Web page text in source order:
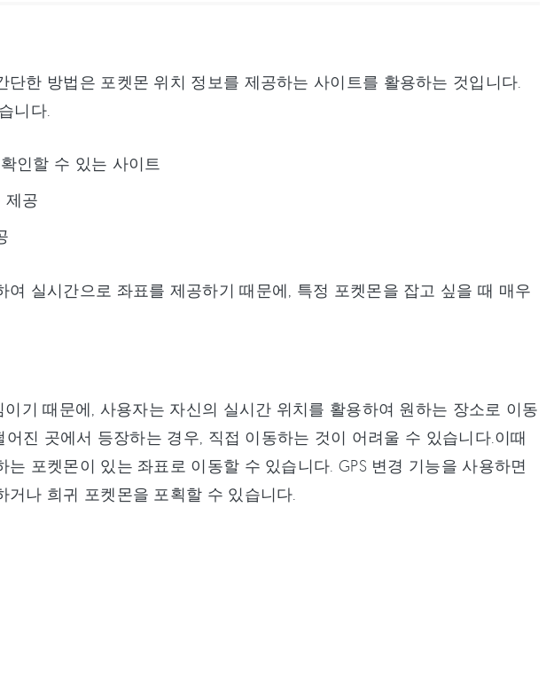
한 방법은 포켓몬 위치 정보를 제공하는 사이트를 활용하는 것입니다.
니다.
인할 수 있는 사이트
제공
실시간으로 좌표를 제공하기 때문에, 특정 포켓몬을 잡고 싶을 때 매우
기 때문에, 사용자는 자신의 실시간 위치를 활용하여 원하는 장소로 이동
진 곳에서 등장하는 경우, 직접 이동하는 것이 어려울 수 있습니다.이때
포켓몬이 있는 좌표로 이동할 수 있습니다. GPS 변경 기능을 사용하면
나 희귀 포켓몬을 포획할 수 있습니다.